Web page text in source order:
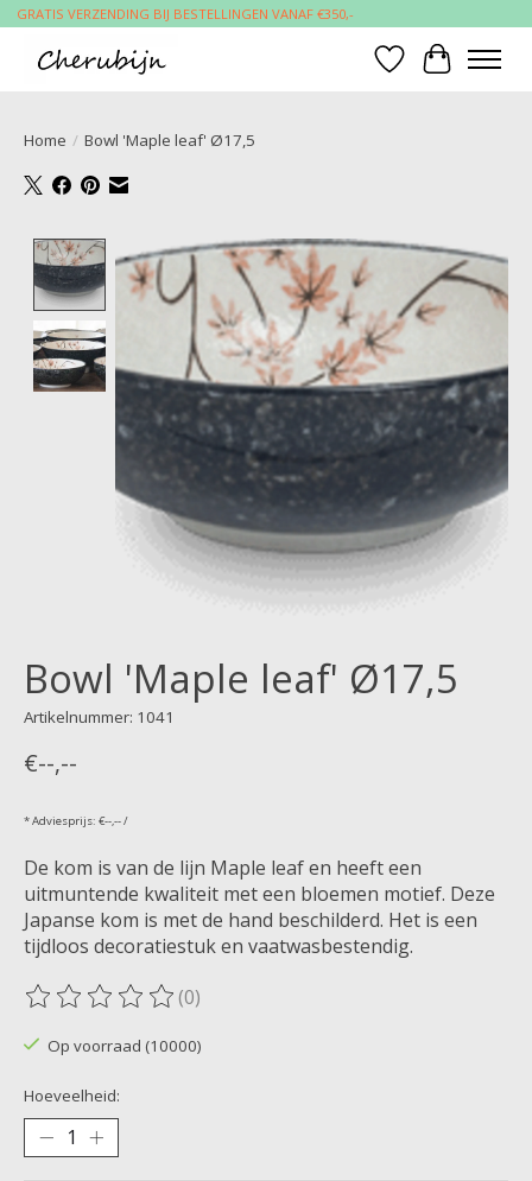
GRATIS VERZENDING BIJ BESTELLINGEN VANAF €350,-
Verlanglijst
Home / Bowl 'Maple leaf' Ø17,5
Product image slideshow Items
Bowl 'Maple leaf' Ø17,5
Artikelnummer: 1041
€--,--
* Adviesprijs: €--,-- /
De kom is van de lijn Maple leaf en heeft een
uitmuntende kwaliteit met een bloemen motief. Deze
Japanse kom is met de hand beschilderd. Het is een
tijdloos decoratiestuk en vaatwasbestendig.
De beoordeling van dit product is
(0)
Op voorraad (10000)
Hoeveelheid: